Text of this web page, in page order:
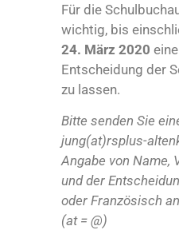
Für die
wichtig, bis
24. März 2020
Entscheidung der
zu lassen.
Bitte senden Sie
jung(at)rsplus-
Angabe von Name,
und der
oder Französisch
(at = @)